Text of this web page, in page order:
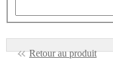
Retour au produit